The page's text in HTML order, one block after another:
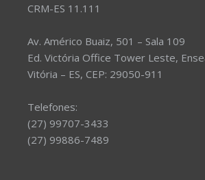
CRM-ES 11.111
Av. Américo Buaiz, 501 – Sala 109
Ed. Victória Office Tower Leste,
Vitória – ES, CEP: 29050-911
Telefones:
(27) 99707-3433
(27) 99886-7489